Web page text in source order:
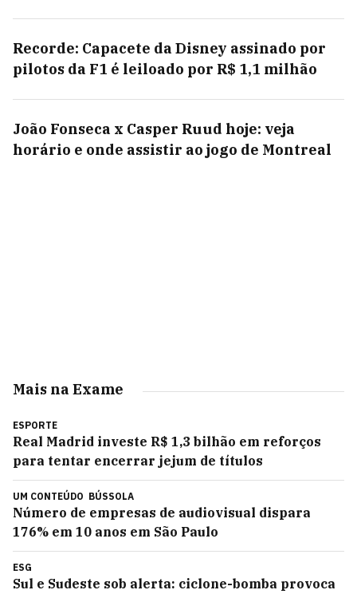
Recorde: Capacete da Disney assinado por
pilotos da F1 é leiloado por R$ 1,1 milhão
João Fonseca x Casper Ruud hoje: veja
horário e onde assistir ao jogo de Montreal
Mais na Exame
ESPORTE
Real Madrid investe R$ 1,3 bilhão em reforços
para tentar encerrar jejum de títulos
UM CONTEÚDO BÚSSOLA
Número de empresas de audiovisual dispara
176% em 10 anos em São Paulo
ESG
Sul e Sudeste sob alerta: ciclone-bomba provoca